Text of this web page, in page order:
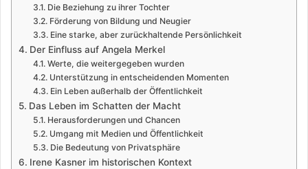
Die Beziehung zu ihrer Tochter
Förderung von Bildung und Neugier
Eine starke, aber zurückhaltende Persönlichkeit
Der Einfluss auf Angela Merkel
Werte, die weitergegeben wurden
Unterstützung in entscheidenden Momenten
Ein Leben außerhalb der Öffentlichkeit
Das Leben im Schatten der Macht
Herausforderungen und Chancen
Umgang mit Medien und Öffentlichkeit
Die Bedeutung von Privatsphäre
Irene Kasner im historischen Kontext